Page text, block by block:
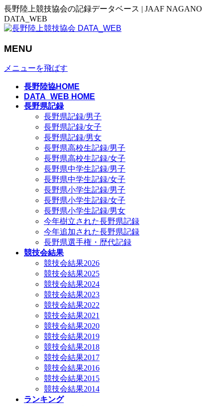
長野陸上競技協会の記録データベース | JAAF NAGANO
DATA_WEB
MENU
メニューを飛ばす
長野陸協HOME
DATA_WEB HOME
長野県記録
長野県記録/男子
長野県記録/女子
長野県記録/男女
長野県高校生記録/男子
長野県高校生記録/女子
長野県中学生記録/男子
長野県中学生記録/女子
長野県小学生記録/男子
長野県小学生記録/女子
長野県小学生記録/男女
今年樹立された長野県記録
今年追加された長野県記録
長野県選手権・歴代記録
競技会結果
競技会結果2026
競技会結果2025
競技会結果2024
競技会結果2023
競技会結果2022
競技会結果2021
競技会結果2020
競技会結果2019
競技会結果2018
競技会結果2017
競技会結果2016
競技会結果2015
競技会結果2014
ランキング